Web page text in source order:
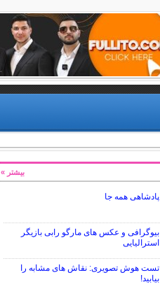
پادشاهی همه جا
بیوگرافی و عکس های مارگو رابی بازیگر
استرالیایی
تست هوش تصویری: نقاش های مشابه را
بیابید!
بیشتر »